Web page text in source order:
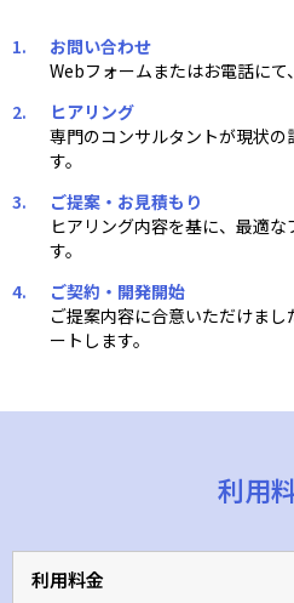
お問い合わせ
Webフォームまたはお電話にて
ヒアリング
専門のコンサルタントが現状
す。
ご提案・お見積もり
ヒアリング内容を基に、最適
す。
ご契約・開発開始
ご提案内容に合意いただけま
ートします。
利用
利用料金